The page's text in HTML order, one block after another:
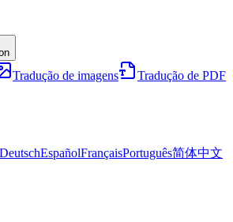
Tradução de imagens
Tradução de PDF
DeutschEspañolFrançaisPortuguês简体中文